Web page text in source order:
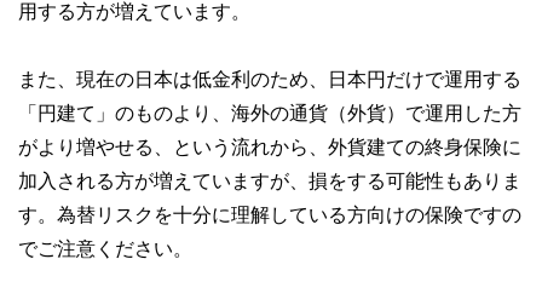
用する方が増えています。
また、現在の日本は低金利のため、日本円だけで運用する
「円建て」のものより、海外の通貨（外貨）で運用した方
がより増やせる、という流れから、外貨建ての終身保険に
加入される方が増えていますが、損をする可能性もありま
す。為替リスクを十分に理解している方向けの保険ですの
でご注意ください。